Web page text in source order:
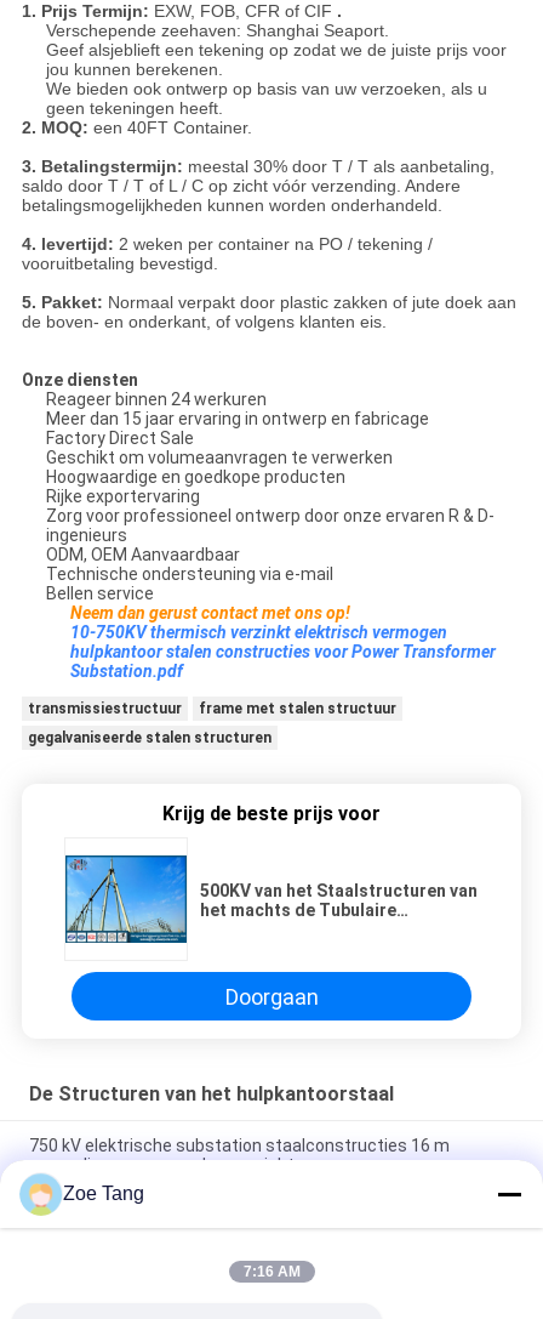
1. Prijs Termijn: EXW, FOB, CFR of CIF .
Verschepende zeehaven: Shanghai Seaport.
Geef alsjeblieft een tekening op zodat we de juiste prijs voor
jou kunnen berekenen.
We bieden ook ontwerp op basis van uw verzoeken, als u
geen tekeningen heeft.
2. MOQ: een 40FT Container.
3. Betalingstermijn: meestal 30% door T / T als aanbetaling,
saldo door T / T of L / C op zicht vóór verzending. Andere
betalingsmogelijkheden kunnen worden onderhandeld.
4. levertijd: 2 weken per container na PO / tekening /
vooruitbetaling bevestigd.
5. Pakket: Normaal verpakt door plastic zakken of jute doek aan
de boven- en onderkant, of volgens klanten eis.
Onze diensten
Reageer binnen 24 werkuren
Meer dan 15 jaar ervaring in ontwerp en fabricage
Factory Direct Sale
Geschikt om volumeaanvragen te verwerken
Hoogwaardige en goedkope producten
Rijke exportervaring
Zorg voor professioneel ontwerp door onze ervaren R & D-
ingenieurs
ODM, OEM Aanvaardbaar
Technische ondersteuning via e-mail
Bellen service
Neem dan gerust contact met ons op!
10-750KV thermisch verzinkt elektrisch vermogen
hulpkantoor stalen constructies voor Power Transformer
Substation.pdf
transmissiestructuur
frame met stalen structuur
gegalvaniseerde stalen structuren
Krijg de beste prijs voor
500KV van het Staalstructuren van
het machts de Tubulaire
Doorgaan
De Structuren van het hulpkantoorstaal
750 kV elektrische substation staalconstructies 16 m
eenmalig vormen zonder gewricht
Het elektrohulpkantoor Gegalvaniseerde Lassen van Co2 van
de Staalstructuur
220KV Gemakkelijke Installatie en het Onderhoud van staal de
Zoe Tang
7:16 AM